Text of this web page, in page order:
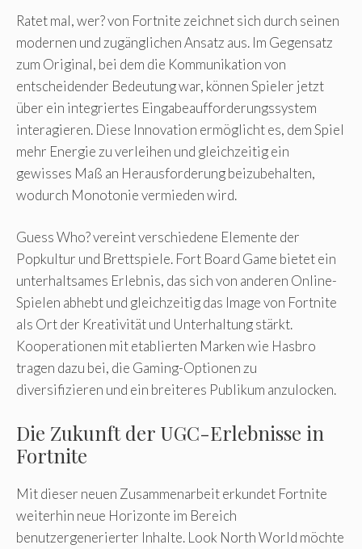
Ratet mal, wer? von Fortnite zeichnet sich durch seinen
modernen und zugänglichen Ansatz aus. Im Gegensatz
zum Original, bei dem die Kommunikation von
entscheidender Bedeutung war, können Spieler jetzt
über ein integriertes Eingabeaufforderungssystem
interagieren. Diese Innovation ermöglicht es, dem Spiel
mehr Energie zu verleihen und gleichzeitig ein
gewisses Maß an Herausforderung beizubehalten,
wodurch Monotonie vermieden wird.
Guess Who? vereint verschiedene Elemente der
Popkultur und Brettspiele. Fort Board Game bietet ein
unterhaltsames Erlebnis, das sich von anderen Online-
Spielen abhebt und gleichzeitig das Image von Fortnite
als Ort der Kreativität und Unterhaltung stärkt.
Kooperationen mit etablierten Marken wie Hasbro
tragen dazu bei, die Gaming-Optionen zu
diversifizieren und ein breiteres Publikum anzulocken.
Die Zukunft der UGC-Erlebnisse in
Fortnite
Mit dieser neuen Zusammenarbeit erkundet Fortnite
weiterhin neue Horizonte im Bereich
benutzergenerierter Inhalte. Look North World möchte